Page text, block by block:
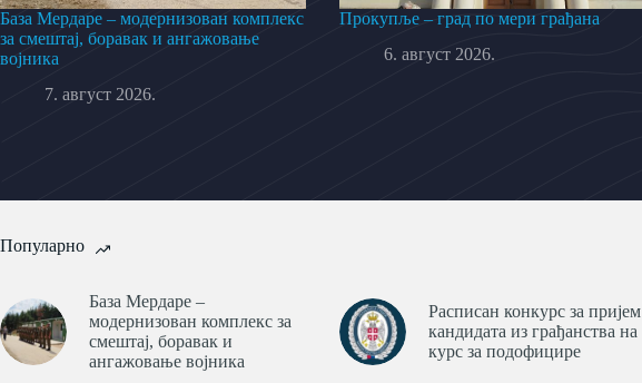
База Мердаре – модернизован комплекс
за смештај, боравак и ангажовање
војника
7. август 2026.
Прокупље – град по мери грађана
6. август 2026.
Популарно
База Мердаре –
модернизован комплекс за
смештај, боравак и
ангажовање војника
Расписан конкурс за пријем
кандидата из грађанства на
курс за подофицире